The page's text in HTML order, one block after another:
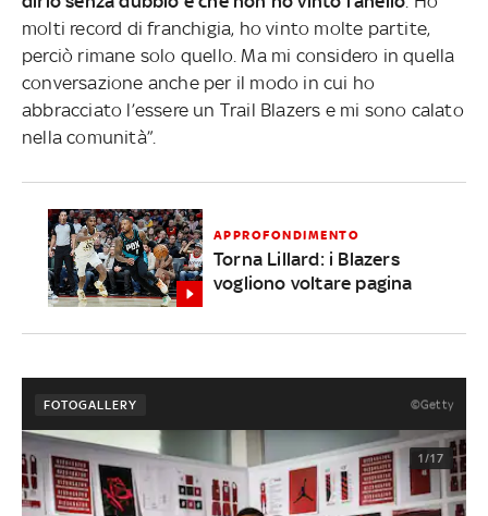
molti record di franchigia, ho vinto molte partite,
perciò rimane solo quello. Ma mi considero in quella
conversazione anche per il modo in cui ho
abbracciato l’essere un Trail Blazers e mi sono calato
nella comunità”.
APPROFONDIMENTO
Torna Lillard: i Blazers
vogliono voltare pagina
FOTOGALLERY ©Getty
1/17